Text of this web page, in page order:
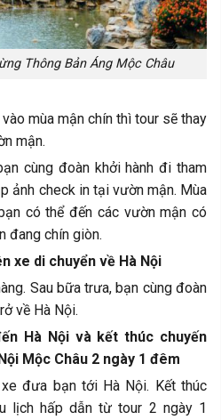
Thông Bản Áng Mộc Châu
mùa mận chín thì tour sẽ thay
mận.
cùng đoàn khởi hành đi tham
ảnh check in tại vườn mận. Mùa
có thể đến các vườn mận có
đang chín giòn.
xe di chuyển về Hà Nội
Sau bữa trưa, bạn cùng đoàn
về Hà Nội.
Hà Nội và kết thúc chuyến
Mộc Châu 2 ngày 1 đêm
đưa bạn tới Hà Nội. Kết thúc
lịch hấp dẫn từ tour 2 ngày 1